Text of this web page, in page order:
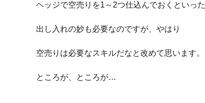
ヘッジで空売りを1～2つ仕込んでおくといった
出し入れの妙も必要なのですが、やはり
空売りは必要なスキルだなと改めて思います。
ところが、ところが…